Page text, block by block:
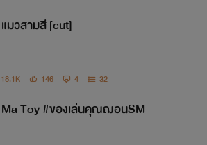
แมวสามสี [cut]
18.1K 146 4 32
Ma Toy #ของเล่นคุณฌอนSM